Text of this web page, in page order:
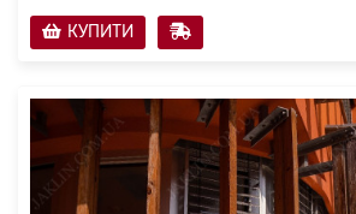
КУПИТИ